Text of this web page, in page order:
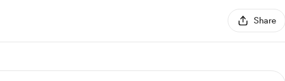
Share